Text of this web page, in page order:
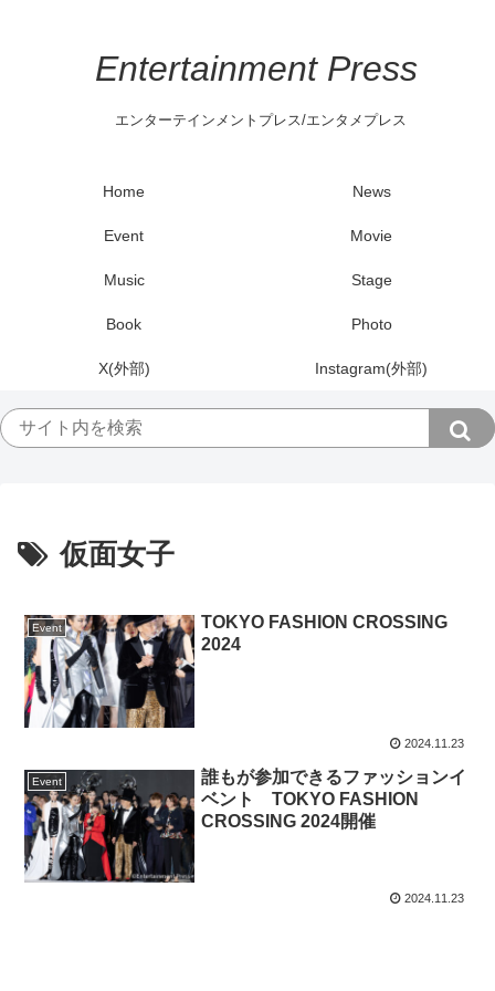
Entertainment Press
エンターテインメントプレス/エンタメプレス
Home News
Event Movie
Music Stage
Book Photo
X(外部) Instagram(外部)
仮面女子
Event
TOKYO FASHION CROSSING
2024
2024.11.23
Event
誰もが参加できるファッションイ
ベント TOKYO FASHION
CROSSING 2024開催
2024.11.23